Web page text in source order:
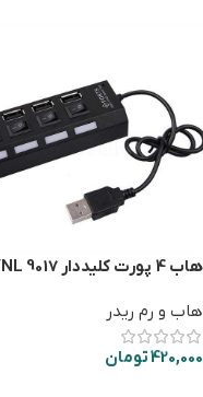
هاب 4 پورت کلیددار VNL 9017
هاب و رم ریدر
420,000تومان